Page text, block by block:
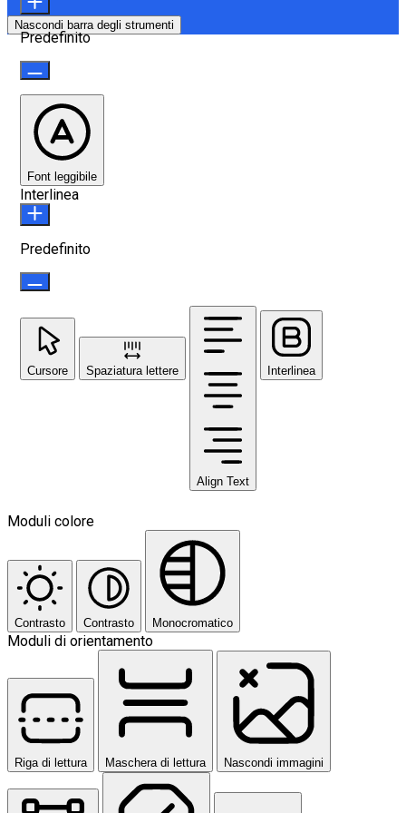
Nascondi barra degli strumenti
Predefinito
Font leggibile
Interlinea
Predefinito
Cursore Spaziatura lettere
Align Text
Interlinea
Moduli colore
Contrasto Contrasto Monocromatico
Moduli di orientamento
Riga di lettura Maschera di lettura Nascondi immagini